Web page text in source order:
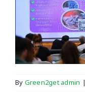
By Green2get admin |